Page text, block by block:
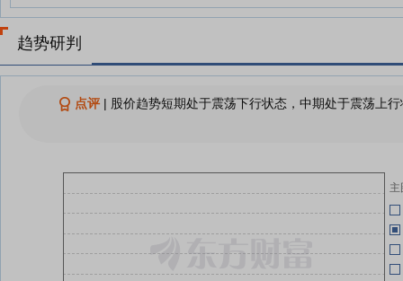
07-16
国贸股份与宝信软件达成战略合
07-15 04-30
趋势研判
点评| 股价趋势短期处于震荡下行状态，中期处于震荡上
主